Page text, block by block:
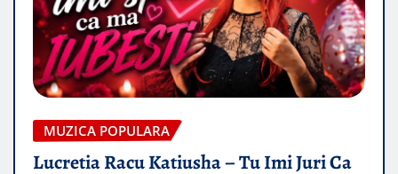
MUZICA POPULARA
Lucretia Racu Katiusha – Tu Imi Juri Ca